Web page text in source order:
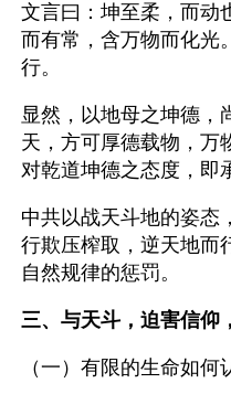
文言曰：坤至柔，而动
而有常，含万物而化光
行。
显然，以地母之坤德，
天，方可厚德载物，万
对乾道坤德之态度，即
中共以战天斗地的姿态
行欺压榨取，逆天地而
自然规律的惩罚。
三、与天斗，迫害信仰
（一）有限的生命如何